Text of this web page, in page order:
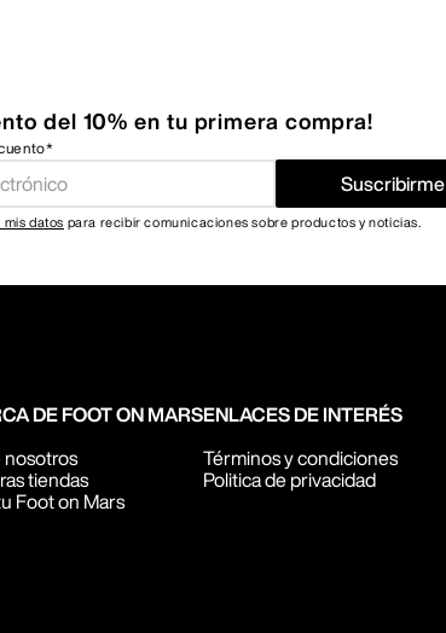
del 10% en tu primera compra!
Suscribirme
datos para recibir comunicaciones sobre productos y noticias.
DE FOOT ON MARS
nosotros
tiendas
Foot on Mars
ENLACES DE INTERÉS
Términos y condiciones
Politica de privacidad